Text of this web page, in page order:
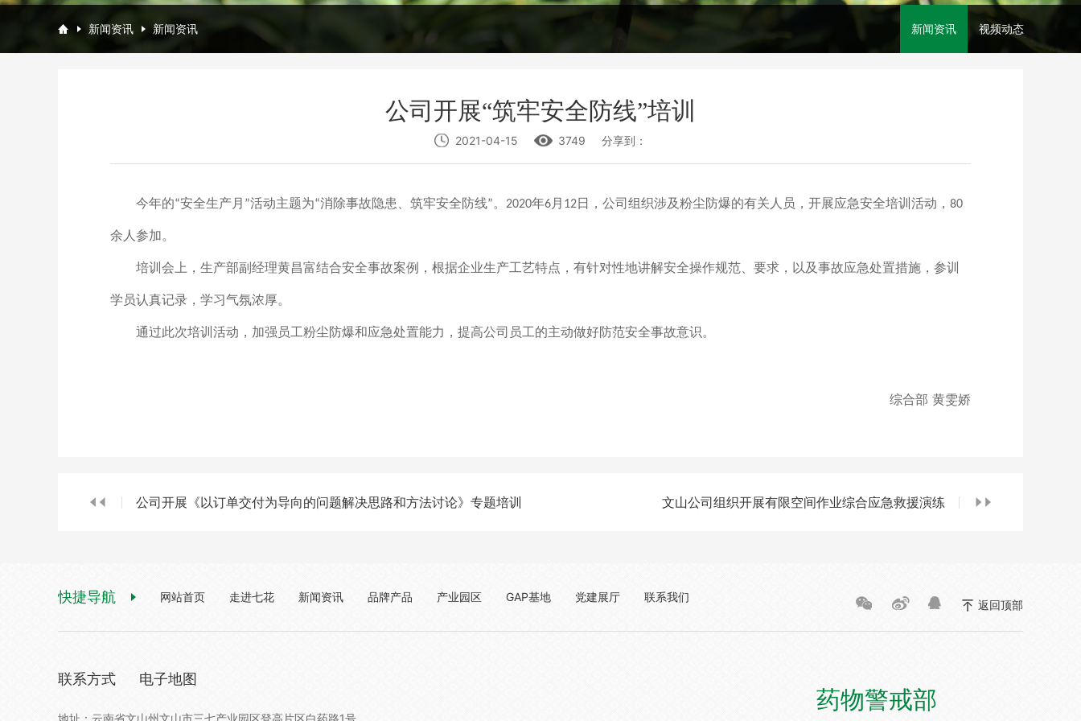
新闻资讯 新闻资讯 新闻资讯 视频动态
公司开展“筑牢安全防线”培训
2021-04-15 3749 分享到：
今年的“安全生产月”活动主题为“消除事故隐患、筑牢安全防线”。2020年6月12日，公司 组织涉及粉尘防爆的有关人员，开展应急安全培训活动， 80
余人参加。
培训会上， 生产部副经理黄昌富结合安全事故案例，根据企业生产工艺特点，有针对性地讲解安全操作规范、要求，以及事故应急处置措施，参训
学员认真记录，学习气氛浓厚。
通过此次培训活动， 加强员工粉尘防爆和应急处置能力，提高公司 员工的主动做好防范安全事故意识。
综合部 黄雯娇
公司开展《以订单交付为导向的问题解决思路和方法讨论》专题培训 文山公司组织开展有限空间作业综合应急救援演练
快捷导航 网站首页 走进七花 新闻资讯 品牌产品 产业园区 GAP基地 党建展厅 联系我们
返回顶部
联系方式 电子地图
药物警戒部